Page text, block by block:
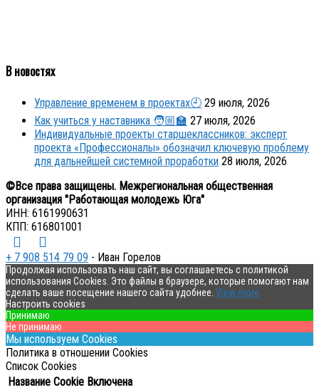
В новостях
Управление временем в проектах🕘 29 июля, 2026
Как учиться у наставника 🧑🏼‍🏫 27 июля, 2026
Индивидуальные проекты старшеклассников: эксперт
проекта «Профессионалы» обозначил ключевую проблему
для дальнейшей системной проработки 28 июля, 2026
©Все права защищены. Межрегиональная общественная
организация "Работающая молодежь Юга"
ИНН: 6161990631
КПП: 616801001
+ 7 908 514 79 09 - Иван Горелов
Продолжая использовать наш сайт, вы соглашаетесь с политикой
использования Cookies. Это файлы в браузере, которые помогают нам
сделать ваше посещение нашего сайта удобнее. View more
Настроить cookies
Принимаю
Не принимаю
Мы используем Cookies
Политика в отношении Cookies
Список Cookies
Название Cookie Включена